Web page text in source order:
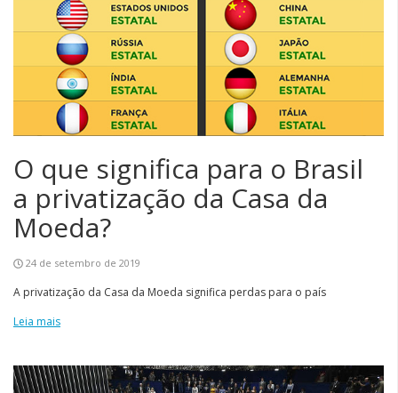
O que significa para o Brasil
a privatização da Casa da
Moeda?
24 de setembro de 2019
A privatização da Casa da Moeda significa perdas para o país
Leia mais